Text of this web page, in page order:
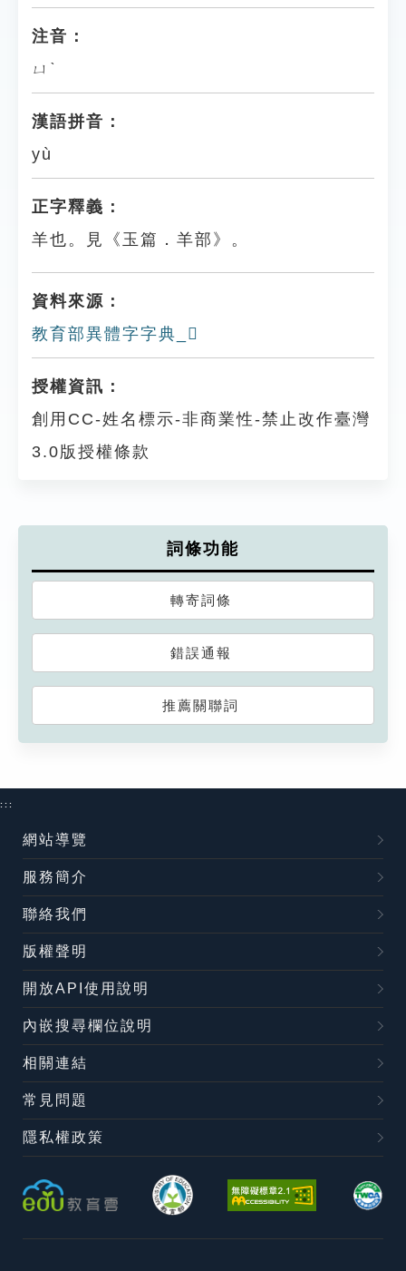
注音：
ㄩˋ
漢語拼音：
yù
正字釋義：
羊也。見《玉篇．羊部》。
資料來源：
教育部異體字字典_𦏜
授權資訊：
創用CC-姓名標示-非商業性-禁止改作臺灣
3.0版授權條款
詞條功能
轉寄詞條
錯誤通報
推薦關聯詞
:::
網站導覽
服務簡介
聯絡我們
版權聲明
開放API使用說明
內嵌搜尋欄位說明
相關連結
常見問題
隱私權政策